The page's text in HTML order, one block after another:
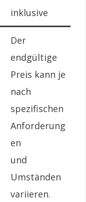
inklusive
Der
endgültige
Preis kann je
nach
spezifischen
Anforderung
en
und
Umständen
variieren.